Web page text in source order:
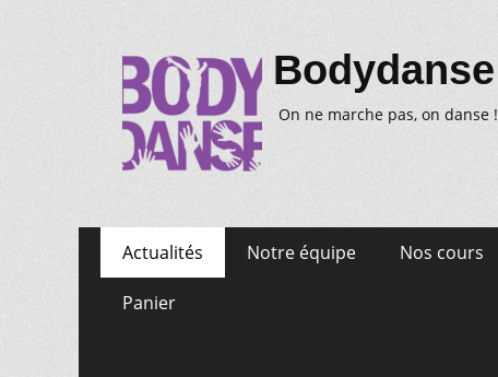
Bodydanse
On ne marche pas, on danse !
Premier
menu
contenu
Actualités Notre équipe Nos cours
Panier